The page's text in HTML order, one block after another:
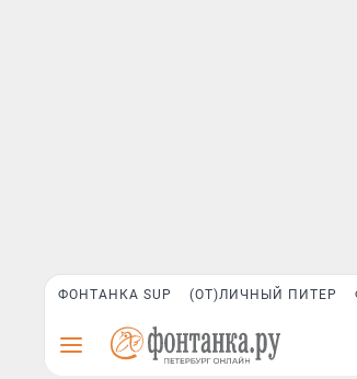
ФОНТАНКА SUP (ОТ)ЛИЧНЫЙ ПИТЕР